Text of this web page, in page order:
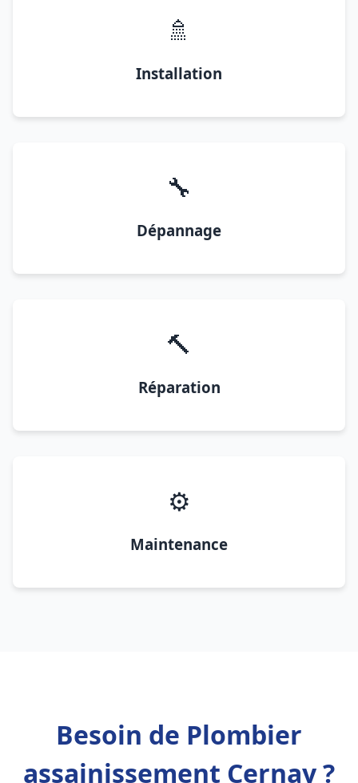
🚿
Installation
🔧
Dépannage
🔨
Réparation
⚙️
Maintenance
Besoin de Plombier
assainissement Cernay ?